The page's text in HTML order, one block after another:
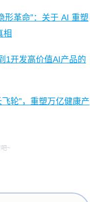
形革命”：关于 AI 重塑
相
1开发高价值AI产品的
轮”，重塑万亿健康产
~